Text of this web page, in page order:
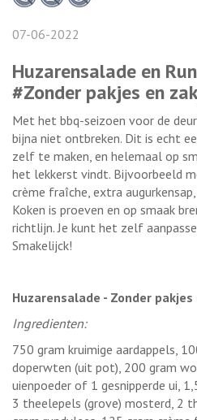
07-06-2022
Huzarensalade en
#Zonder pakjes en
Met het bbq-seizoen voor de
bijna niet ontbreken. Dit is echt
zelf te maken, en helemaal op
het lekkerst vindt. Bijvoorbeeld
crème fraîche, extra
Koken is proeven en op smaak
richtlijn. Je kunt het zelf
Smakelijck!
Huzarensalade - Zonder pakjes
Ingredienten:
750 gram kruimige aardappels,
doperwten (uit pot), 200 gram
uienpoeder of 1 gesnipperde ui,
3 theelepels (grove) mosterd, 2